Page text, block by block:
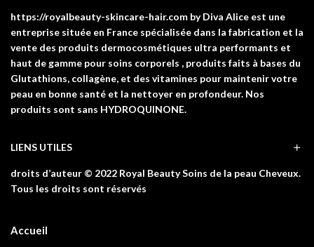
https://royalbeauty-skincare-hair.com by Diva Alice est une
entreprise située en France spécialisée dans la fabrication et la
vente des produits dermocosmétiques ultra performants et
haut de gamme pour soins corporels , produits faits à bases du
Glutathions, collagène, et des vitamines pour maintenir votre
peau en bonne santé et la nettoyer en profondeur. Nos
produits sont sans HYDROQUINONE.
LIENS UTILES
droits d’auteur © 2022 Royal Beauty Soins de la peau Cheveux.
Tous les droits sont réservés
Accueil